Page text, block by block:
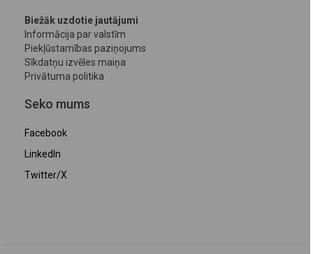
Biežāk uzdotie jautājumi
Informācija par valstīm
Piekļūstamības paziņojums
Sīkdatņu izvēles maiņa
Privātuma politika
Seko mums
Facebook
LinkedIn
Twitter/X